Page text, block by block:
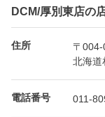
DCM/厚別東店の
住所
〒
北海道
電話番号 011-